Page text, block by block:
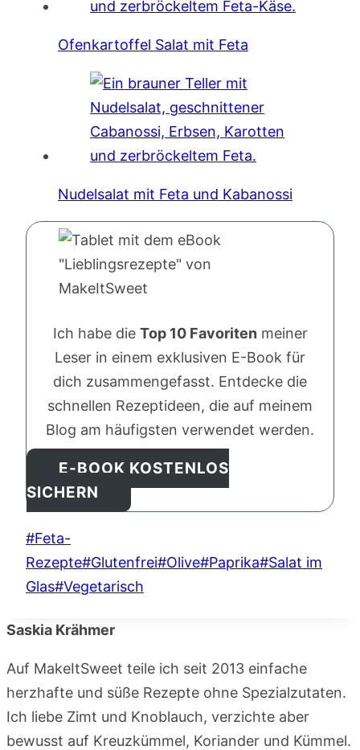
Ofenkartoffel Salat mit Feta
Nudelsalat mit Feta und Kabanossi
Ich habe die Top 10 Favoriten meiner
Leser in einem exklusiven E-Book für
dich zusammengefasst. Entdecke die
schnellen Rezeptideen, die auf meinem
Blog am häufigsten verwendet werden.
E-BOOK KOSTENLOS
SICHERN
Schlagworte:
#Feta-
Rezepte#Glutenfrei#Olive#Paprika#Salat im
Glas#Vegetarisch
Saskia Krähmer
Auf MakeItSweet teile ich seit 2013 einfache
herzhafte und süße Rezepte ohne Spezialzutaten.
Ich liebe Zimt und Knoblauch, verzichte aber
bewusst auf Kreuzkümmel, Koriander und Kümmel.